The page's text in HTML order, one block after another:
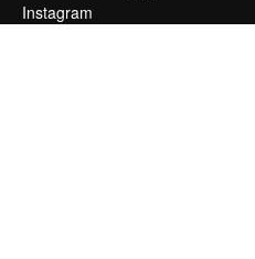
Instagram